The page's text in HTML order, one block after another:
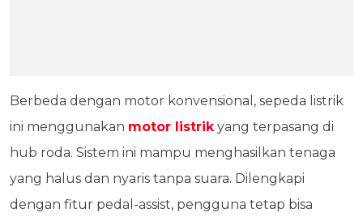
Berbeda dengan motor konvensional, sepeda listrik
ini menggunakan motor listrikyang terpasang di
hub roda. Sistem ini mampu menghasilkan tenaga
yang halus dan nyaris tanpa suara. Dilengkapi
dengan fitur pedal-assist, pengguna tetap bisa